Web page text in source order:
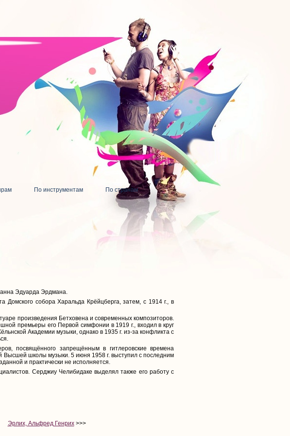
По инструментам
По странам
Эдуарда Эрдмана.
собора Харальда Крёйцберга, затем, с 1914 г., в
произведения Бетховена и современных композиторов.
премьеры его Первой симфонии в 1919 г., входил в круг
Академии музыки, однако в 1935 г. из-за конфликта с
посвящённого запрещённым в гитлеровские времена
Высшей школы музыки. 5 июня 1958 г. выступил с последним
и практически не исполняется.
Серджиу Челибидаке выделял также его работу с
Эрлих, Альфред Генрих>>>